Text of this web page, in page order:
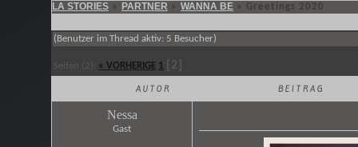
Der nächsteZEITSPRUNGist inXX.XX.XXXX.
LA STORIES » PARTNER » WANNA BE » Greetings 2020
(Benutzer im Thread aktiv: 5 Besucher)
Seiten (2): « VORHERIGE 1 [2]
AUTOR BEITRAG
Nessa
Gast